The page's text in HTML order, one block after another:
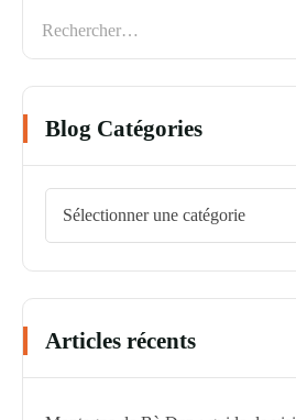
Blog Catégories
Articles récents